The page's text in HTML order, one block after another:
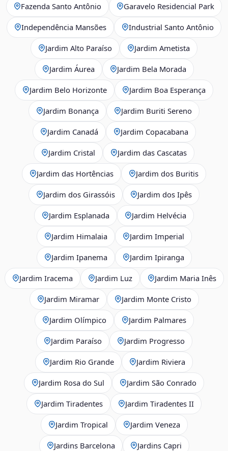
Fazenda Santo Antônio Garavelo Residencial Park
Independência Mansões Industrial Santo Antônio
Jardim Alto Paraíso Jardim Ametista
Jardim Áurea Jardim Bela Morada
Jardim Belo Horizonte Jardim Boa Esperança
Jardim Bonança Jardim Buriti Sereno
Jardim Canadá Jardim Copacabana
Jardim Cristal Jardim das Cascatas
Jardim das Hortências Jardim dos Buritis
Jardim dos Girassóis Jardim dos Ipês
Jardim Esplanada Jardim Helvécia
Jardim Himalaia Jardim Imperial
Jardim Ipanema Jardim Ipiranga
Jardim Iracema Jardim Luz Jardim Maria Inês
Jardim Miramar Jardim Monte Cristo
Jardim Olímpico Jardim Palmares
Jardim Paraíso Jardim Progresso
Jardim Rio Grande Jardim Riviera
Jardim Rosa do Sul Jardim São Conrado
Jardim Tiradentes Jardim Tiradentes II
Jardim Tropical Jardim Veneza
Jardins Barcelona Jardins Capri